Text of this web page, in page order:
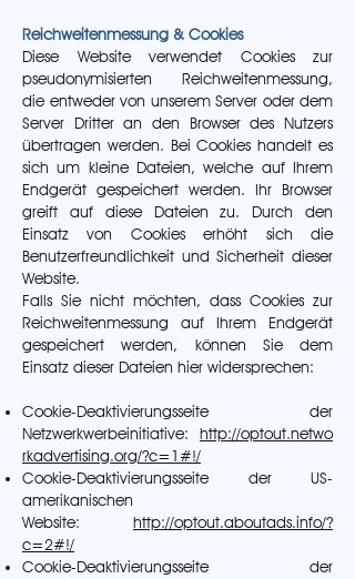
Reichweitenmessung & Cookies
Diese Website verwendet Cookies zur
pseudonymisierten Reichweitenmessung,
die entweder von unserem Server oder dem
Server Dritter an den Browser des Nutzers
übertragen werden. Bei Cookies handelt es
sich um kleine Dateien, welche auf Ihrem
Endgerät gespeichert werden. Ihr Browser
greift auf diese Dateien zu. Durch den
Einsatz von Cookies erhöht sich die
Benutzerfreundlichkeit und Sicherheit dieser
Website.
Falls Sie nicht möchten, dass Cookies zur
Reichweitenmessung auf Ihrem Endgerät
gespeichert werden, können Sie dem
Einsatz dieser Dateien hier widersprechen:
Cookie-Deaktivierungsseite der
Netzwerkwerbeinitiative: http://optout.netwo
rkadvertising.org/?c=1#!/
Cookie-Deaktivierungsseite der US-
amerikanischen
Website: http://optout.aboutads.info/?
c=2#!/
Cookie-Deaktivierungsseite der